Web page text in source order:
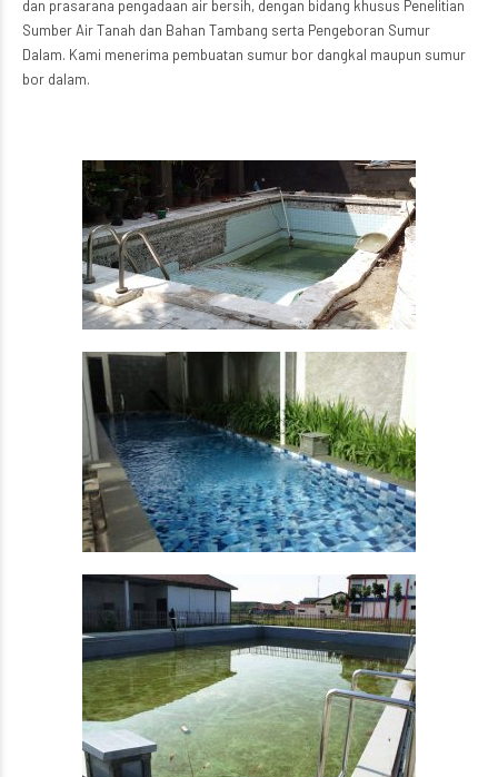
dan prasarana pengadaan air bersih, dengan bidang khusus Penelitian
Sumber Air Tanah dan Bahan Tambang serta Pengeboran Sumur
Dalam. Kami menerima pembuatan sumur bor dangkal maupun sumur
bor dalam.